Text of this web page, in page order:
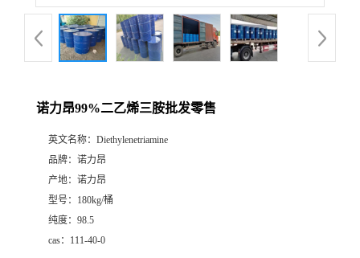
诺力昂99%二乙烯三胺批发零售
英文名称： Diethylenetriamine
品牌： 诺力昂
产地： 诺力昂
型号： 180kg/桶
纯度： 98.5
cas： 111-40-0